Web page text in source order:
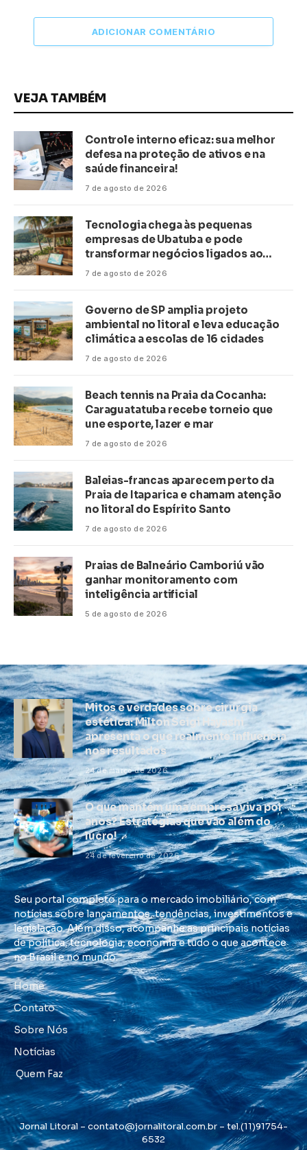
ADICIONAR COMENTÁRIO
VEJA TAMBÉM
Controle interno eficaz: sua melhor
defesa na proteção de ativos e na
saúde financeira!
7 de agosto de 2026
Tecnologia chega às pequenas
empresas de Ubatuba e pode
transformar negócios ligados ao
turismo no litoral
7 de agosto de 2026
Governo de SP amplia projeto
ambiental no litoral e leva educação
climática a escolas de 16 cidades
7 de agosto de 2026
Beach tennis na Praia da Cocanha:
Caraguatatuba recebe torneio que
une esporte, lazer e mar
7 de agosto de 2026
Baleias-francas aparecem perto da
Praia de Itaparica e chamam atenção
no litoral do Espírito Santo
7 de agosto de 2026
Praias de Balneário Camboriú vão
ganhar monitoramento com
inteligência artificial
5 de agosto de 2026
Mitos e verdades sobre cirurgia
estética: Milton Seigi Hayashi
apresenta o que realmente influencia
nos resultados
24 de março de 2026
O que mantém uma empresa viva por
anos? Estratégias que vão além do
lucro!
24 de fevereiro de 2026
Seu portal completo para o mercado imobiliário, com
notícias sobre lançamentos, tendências, investimentos e
legislação. Além disso, acompanhe as principais notícias
de política, tecnologia, economia e tudo o que acontece
no Brasil e no mundo.
Home
Contato
Sobre Nós
Notícias
Quem Faz
Jornal Litoral – contato@jornalitoral.com.br – tel.(11)91754-
6532